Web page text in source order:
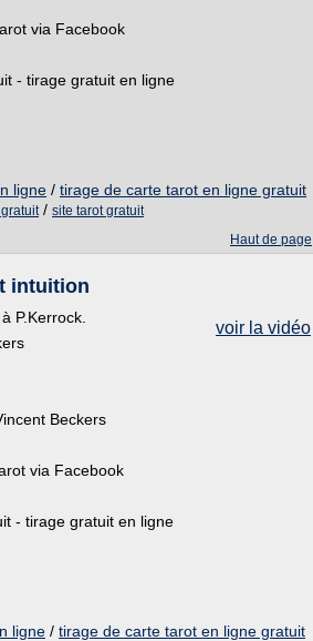
via Facebook
- tirage gratuit en ligne
ligne / tirage de carte tarot en ligne gratuit
/ site tarot gratuit
Haut de page
intuition
voir la vidéo
P.Kerrock.
Beckers
via Facebook
- tirage gratuit en ligne
ligne / tirage de carte tarot en ligne gratuit